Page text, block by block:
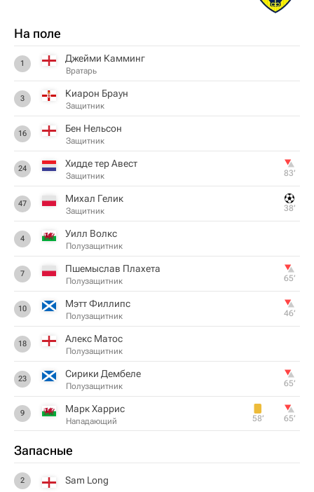
На поле
1 Джейми Камминг
Вратарь
3 Киарон Браун
Защитник
16 Бен Нельсон
Защитник
24 Хидде тер Авест
Защитник 83‎’‎
47 Михал Гелик
Защитник 38‎’‎
4 Уилл Волкс
Полузащитник
7 Пшемыслав Плахета
Полузащитник 65‎’‎
10 Мэтт Филлипс
Полузащитник 46‎’‎
18 Алекс Матос
Полузащитник
23 Сирики Дембеле
Полузащитник 65‎’‎
9 Марк Харрис
Нападающий 58‎’‎ 65‎’‎
Запасные
2 Sam Long